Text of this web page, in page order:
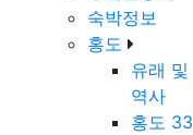
숙박정보
홍도
유래 및
역사
홍도 33